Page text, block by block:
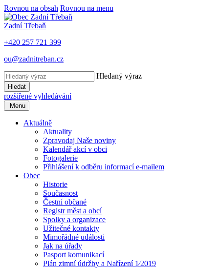
Rovnou na obsah Rovnou na menu
Zadní Třebaň
+420 257 721 399
ou@zadnitreban.cz
Hledaný výraz
Hledat
rozšířené vyhledávání
Menu
Aktuálně
Aktuality
Zpravodaj Naše noviny
Kalendář akcí v obci
Fotogalerie
Přihlášení k odběru informací e-mailem
Obec
Historie
Současnost
Čestní občané
Registr měst a obcí
Spolky a organizace
Užitečné kontakty
Mimořádné události
Jak na úřady
Pasport komunikací
Plán zimní údržby a Nařízení 1⁄2019